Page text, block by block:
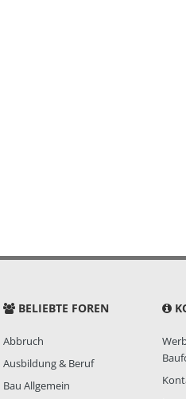
BELIEBTE FOREN
Abbruch
Ausbildung & Beruf
Bau Allgemein